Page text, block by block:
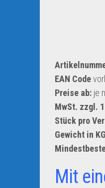
EAN Code
Preise ab: je
MwSt. zzgl.
Stück pro
Gewicht in
Mit